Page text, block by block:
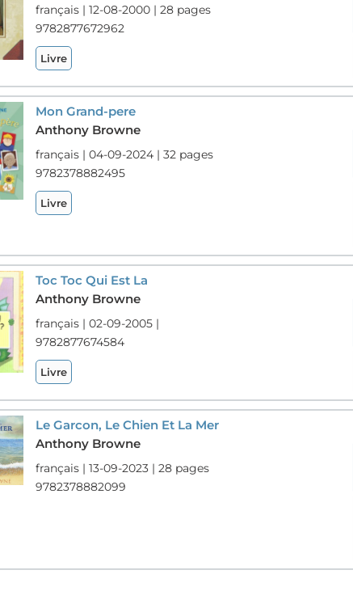
français | 12-08-2000 | 28 pages
9782877672962
Livre
Mon Grand-pere
Anthony Browne
français | 04-09-2024 | 32 pages
9782378882495
Livre
Toc Toc Qui Est La
Anthony Browne
français | 02-09-2005 |
9782877674584
Livre
Le Garcon, Le Chien Et La Mer
Anthony Browne
français | 13-09-2023 | 28 pages
9782378882099